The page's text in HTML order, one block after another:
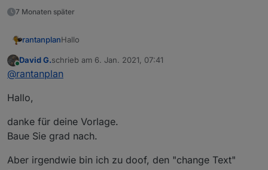
7 Monaten später
rantanplanHallo
Manchmal ist es notwendig unliebsame Zeichen aus
einem Text zu entfernen um diese z.B. in VIS
Steuerzeichen gegen etwas anderes tauschen.
Online
David G.schrieb am 6. Jan. 2021, 07:41
zuletzt editiert von
@rantanplan
Hallo,
danke für deine Vorlage.
Baue Sie grad nach.
Aber irgendwie bin ich zu doof, den "change Text"